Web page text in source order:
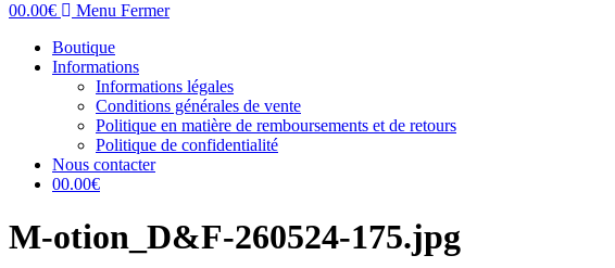
00.00€ Menu Fermer
Boutique
Informations
Informations légales
Conditions générales de vente
Politique en matière de remboursements et de retours
Politique de confidentialité
Nous contacter
00.00€
M-otion_D&F-260524-175.jpg